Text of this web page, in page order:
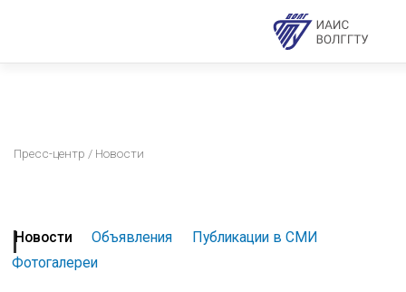
Пресс-центр / Новости
Новости Объявления
Публикации в СМИ
Фотогалереи